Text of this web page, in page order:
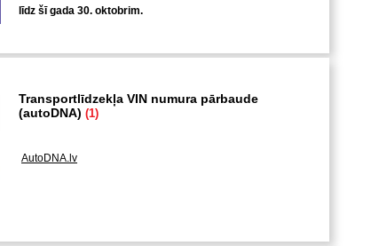
līdz šī gada 30. oktobrim.
Transportlīdzekļa VIN numura pārbaude
(autoDNA) (1)
AutoDNA.lv